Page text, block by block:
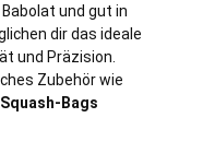
und gut in
dir das ideale
und Präzision.
Zubehör wie
Squash-Bags